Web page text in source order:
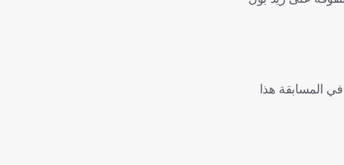
المسابقة هذا